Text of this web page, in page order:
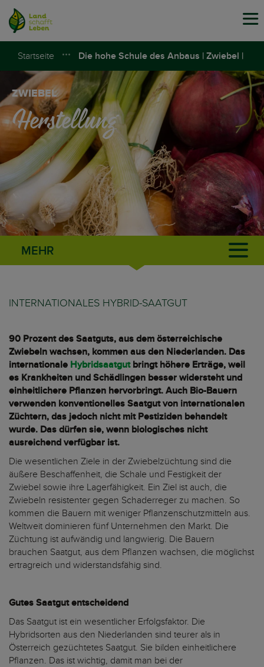
Startseite Die hohe Schule des Anbaus | Zwiebel |
Land schafft Leben
ZWIEBEL
Herstellung
MEHR
INTERNATIONALES HYBRID-SAATGUT
90 Prozent des Saatguts, aus dem österreichische
Zwiebeln wachsen, kommen aus den Niederlanden. Das
internationale Hybridsaatgut bringt höhere Erträge, weil
es Krankheiten und Schädlingen besser widersteht und
einheitlichere Pflanzen hervorbringt. Auch Bio-Bauern
verwenden konventionelles Saatgut von internationalen
Züchtern, das jedoch nicht mit Pestiziden behandelt
wurde. Das dürfen sie, wenn biologisches nicht
ausreichend verfügbar ist.
Die wesentlichen Ziele in der Zwiebelzüchtung sind die
äußere Beschaffenheit, die Schale und Festigkeit der
Zwiebel sowie ihre Lagerfähigkeit. Ein Ziel ist auch, die
Zwiebeln resistenter gegen Schaderreger zu machen. So
kommen die Bauern mit weniger Pflanzenschutzmitteln aus.
Weltweit dominieren fünf Unternehmen den Markt. Die
Züchtung ist aufwändig und langwierig. Die Bauern
brauchen Saatgut, aus dem Pflanzen wachsen, die möglichst
ertragreich und widerstandsfähig sind.
Gutes Saatgut entscheidend
Das Saatgut ist ein wesentlicher Erfolgsfaktor. Die
Hybridsorten aus den Niederlanden sind teurer als in
Österreich gezüchtetes Saatgut. Sie bilden einheitlichere
Pflanzen. Das ist wichtig, damit man bei der